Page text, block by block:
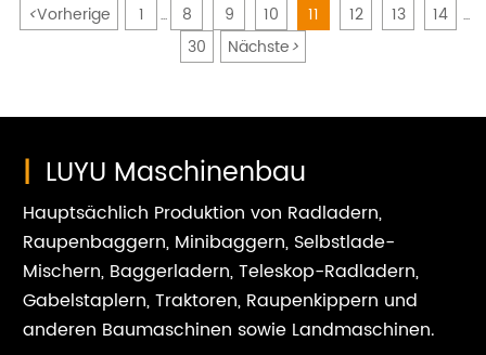
<Vorherige 1 ... 8 9 10 11 12 13 14 ...
30 Nächste>
| LUYU Maschinenbau
Hauptsächlich Produktion von Radladern,
Raupenbaggern, Minibaggern, Selbstlade-
Mischern, Baggerladern, Teleskop-Radladern,
Gabelstaplern, Traktoren, Raupenkippern und
anderen Baumaschinen sowie Landmaschinen.